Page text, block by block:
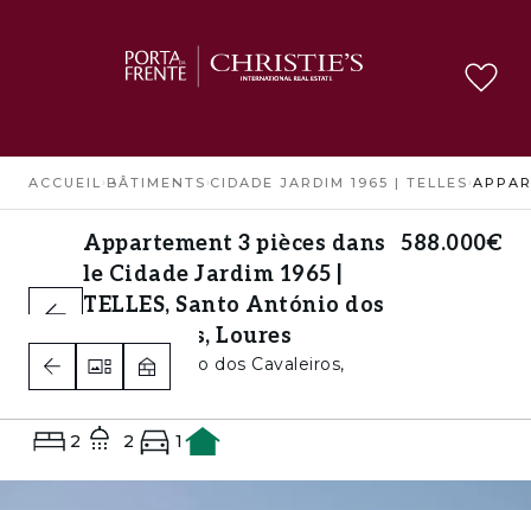
ACCUEIL › BÂTIMENTS ›CIDADE JARDIM 1965 | TELLES ›
Appartement 3 pièces dans
le Cidade Jardim 1965 |
TELLES, Santo António dos
Cavaleiros, Loures
Santo António dos Cavaleiros,
Loures
588.000€
2 2 1